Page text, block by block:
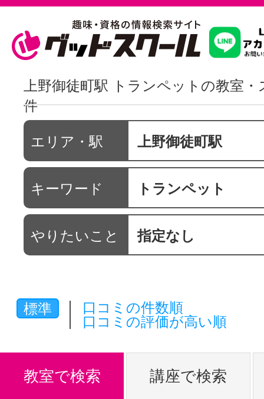
習いたいこ
スクールを
駅・路線か
通信講座を
特集をみる
上野御徒町駅 トランペットの教室
件
エリア・駅 上野御徒町駅
キーワード トランペット
やりたいこと 指定なし
標準
口コミの件数順
口コミの評価が高い順
教室で検索 講座で検索